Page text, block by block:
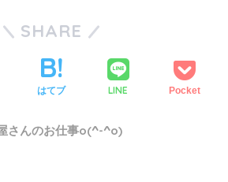
SHARE
はてブ LINE Pocket
さんのお仕事o(^-^o)